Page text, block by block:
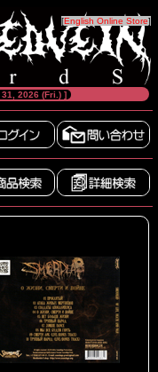
[English Online Store]
2026 (Fri.) ]